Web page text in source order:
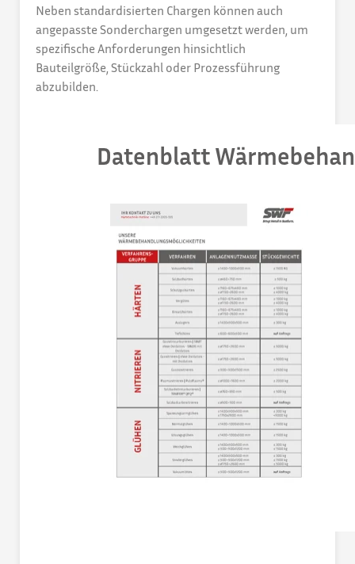
Neben standardisierten Chargen können auch
angepasste Sonderchargen umgesetzt werden, um
spezifische Anforderungen hinsichtlich
Bauteilgröße, Stückzahl oder Prozessführung
abzubilden.